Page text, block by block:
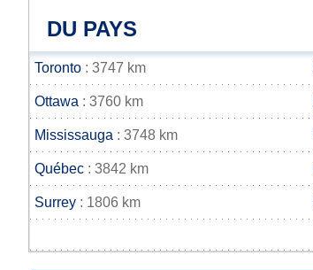
DU PAYS
Toronto : 3747 km
Ottawa : 3760 km
Mississauga : 3748 km
Québec : 3842 km
Surrey : 1806 km